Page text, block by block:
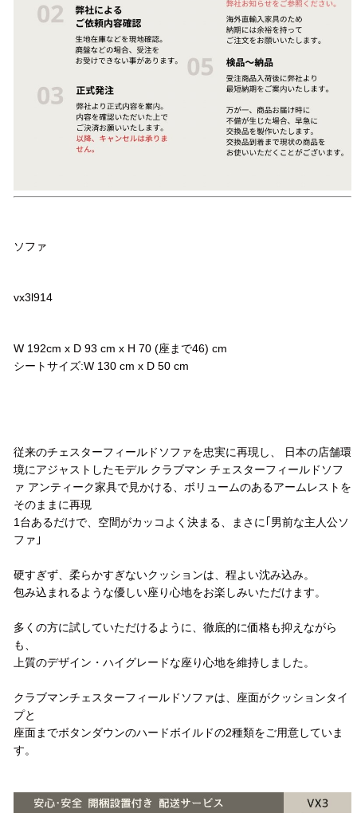
ソファ
vx3l914
W 192cm x D 93 cm x H 70 (座まで46) cm
シートサイズ:W 130 cm x D 50 cm
従来のチェスターフィールドソファを忠実に再現し、 日本の店舗環
境にアジャストしたモデル クラブマン チェスターフィールドソフ
ァ アンティーク家具で見かける、ボリュームのあるアームレストを
そのままに再現
1台あるだけで、空間がカッコよく決まる、まさに｢男前な主人公ソ
ファ｣
硬すぎず、柔らかすぎないクッションは、程よい沈み込み。
包み込まれるような優しい座り心地をお楽しみいただけます。
多くの方に試していただけるように、徹底的に価格も抑えながら
も、
上質のデザイン・ハイグレードな座り心地を維持しました。
クラブマンチェスターフィールドソファは、座面がクッションタイ
プと
座面までボタンダウンのハードボイルドの2種類をご用意していま
す。